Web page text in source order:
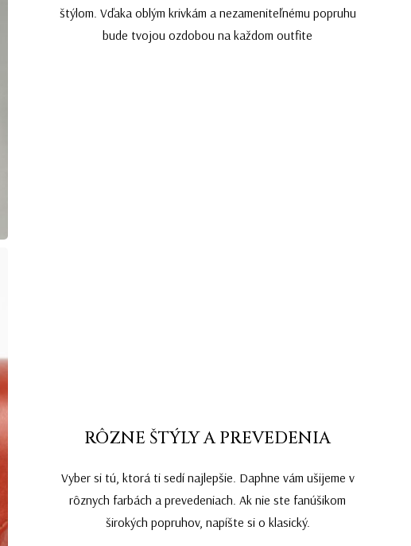
štýlom. Vďaka oblým krivkám a nezameniteľnému popruhu
bude tvojou ozdobou na každom outfite
RÔZNE ŠTÝLY A PREVEDENIA
Vyber si tú, ktorá ti sedí najlepšie. Daphne vám ušijeme v
rôznych farbách a prevedeniach. Ak nie ste fanúšikom
širokých popruhov, napíšte si o klasický.